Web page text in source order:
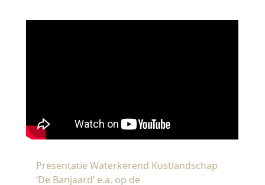
Presentatie Waterkerend Kustlandschap
‘De Banjaard’ e.a. op de